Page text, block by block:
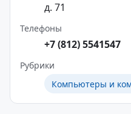
д. 71
Телефоны
+7 (812) 5541547
Рубрики
Компьютеры и